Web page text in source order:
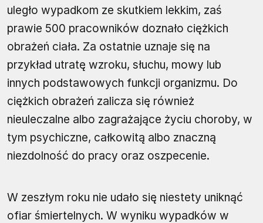
uległo wypadkom ze skutkiem lekkim, zaś
prawie 500 pracowników doznało ciężkich
obrażeń ciała. Za ostatnie uznaje się na
przykład utratę wzroku, słuchu, mowy lub
innych podstawowych funkcji organizmu. Do
ciężkich obrażeń zalicza się również
nieuleczalne albo zagrażające życiu choroby, w
tym psychiczne, całkowitą albo znaczną
niezdolność do pracy oraz oszpecenie.
W zeszłym roku nie udało się niestety uniknąć
ofiar śmiertelnych. W wyniku wypadków w